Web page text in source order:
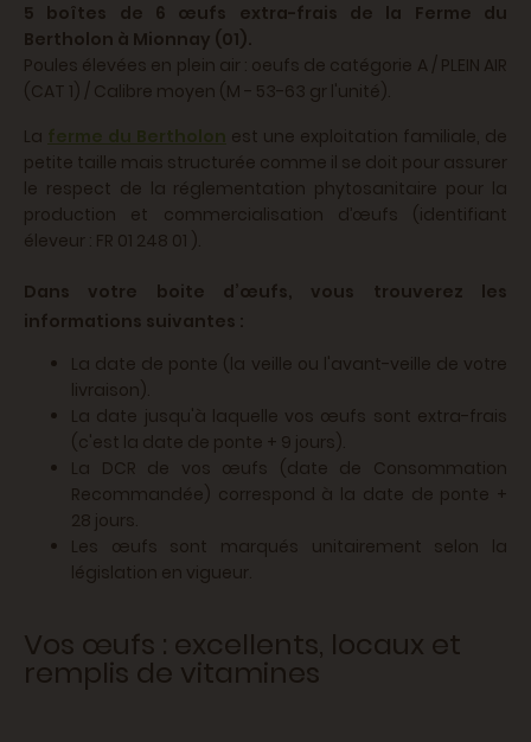
5 boîtes de 6 œufs extra-frais de la Ferme du
Bertholon à Mionnay (01).
Poules élevées en plein air : oeufs de catégorie A / PLEIN AIR
(CAT 1) / Calibre moyen (M - 53-63 gr l'unité).
La ferme du Bertholon est une exploitation familiale, de
petite taille mais structurée comme il se doit pour assurer
le respect de la réglementation phytosanitaire pour la
production et commercialisation d’œufs (identifiant
éleveur : FR 01 248 01 ).
Dans votre boite d’œufs, vous trouverez les
informations suivantes :
La date de ponte (la veille ou l'avant-veille de votre
livraison).
La date jusqu'à laquelle vos œufs sont extra-frais
(c'est la date de ponte + 9 jours).
La DCR de vos œufs (date de Consommation
Recommandée) correspond à la date de ponte +
28 jours.
Les œufs sont marqués unitairement selon la
législation en vigueur.
Vos œufs : excellents, locaux et
remplis de vitamines